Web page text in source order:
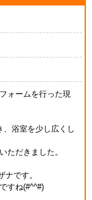
ォームを行った現
浴室を少し広くし
ただきました。
です。
すね(#^^#)